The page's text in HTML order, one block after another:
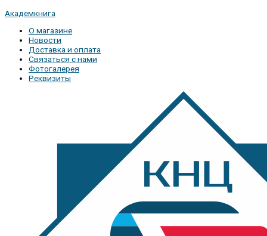
Академкнига
О магазине
Новости
Доставка и оплата
Связаться с нами
Фотогалерея
Реквизиты